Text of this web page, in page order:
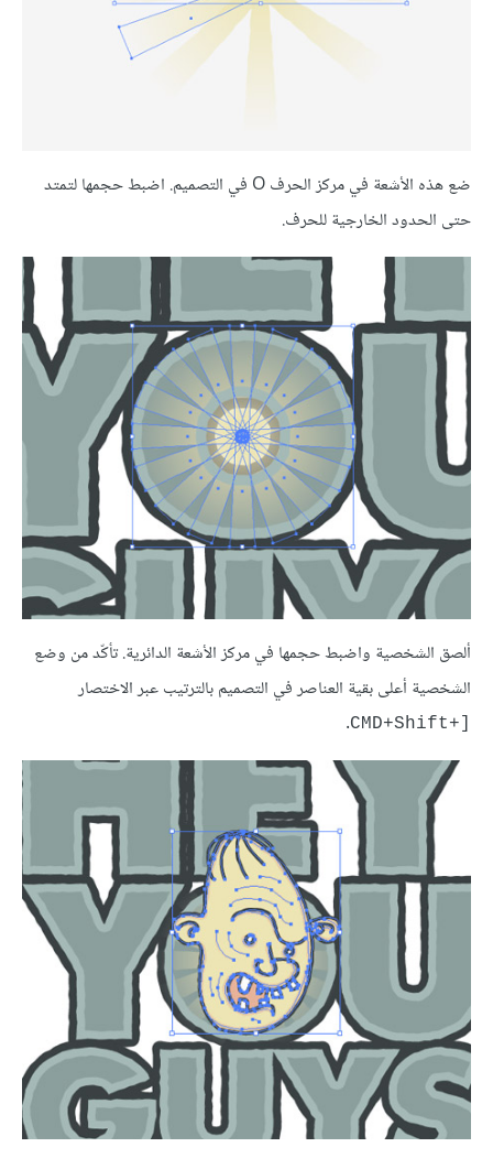
ضع هذه الأشعة في مركز الحرف O في التصميم. اضبط حجمها لتمتد
حتى الحدود الخارجية للحرف.
ألصق الشخصية واضبط حجمها في مركز الأشعة الدائرية. تأكّد من وضع
الشخصية أعلى بقية العناصر في التصميم بالترتيب عبر الاختصار
[+CMD+Shift
.